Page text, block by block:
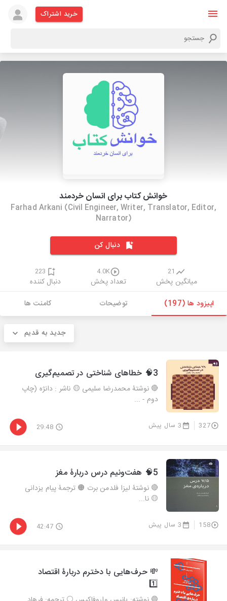
خرید اشتراک
خوانش کتاب برای انسان خردمند
Farhad Arkani (Civil Engineer, Writer, Translator, Editor,
Narrator)
دنبال کن
21
میانگین پخش
4.0K
تعداد پخش
223
دنبال کننده
اپیزود ها (197)
توضیحات کامنت ها
جدید به قدیم
3🧠 خطاهای شناختی در تصمیم‌گیری
🔴 نوشتۀ محمدرضا سلیمی 🟡 ناشر : دانژه (چاپ
دوم - ...
327 3 سال پیش 29:48
5🧠 هفت‌ونیم درس دربارۀ مغز
🔴 نوشتۀ لیزا فلدمن برت 🟠 ترجمۀ پیام یزدانی
🟡 نا...
158 3 سال پیش 42:47
💸 حرف‌هایی با دخترم دربارۀ اقتصاد
1️⃣